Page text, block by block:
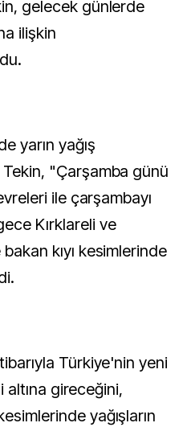
gelecek günlerde
ilişkin
yarın yağış
"Çarşamba günü
ile çarşambayı
Kırklareli ve
kıyı kesimlerinde
Türkiye'nin yeni
altına gireceğini,
yağışların